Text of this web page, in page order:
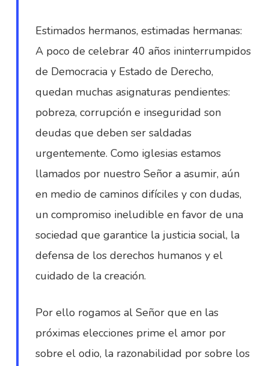
Estimados hermanos, estimadas hermanas:
A poco de celebrar 40 años ininterrumpidos
de Democracia y Estado de Derecho,
quedan muchas asignaturas pendientes:
pobreza, corrupción e inseguridad son
deudas que deben ser saldadas
urgentemente. Como iglesias estamos
llamados por nuestro Señor a asumir, aún
en medio de caminos difíciles y con dudas,
un compromiso ineludible en favor de una
sociedad que garantice la justicia social, la
defensa de los derechos humanos y el
cuidado de la creación.
Por ello rogamos al Señor que en las
próximas elecciones prime el amor por
sobre el odio, la razonabilidad por sobre los